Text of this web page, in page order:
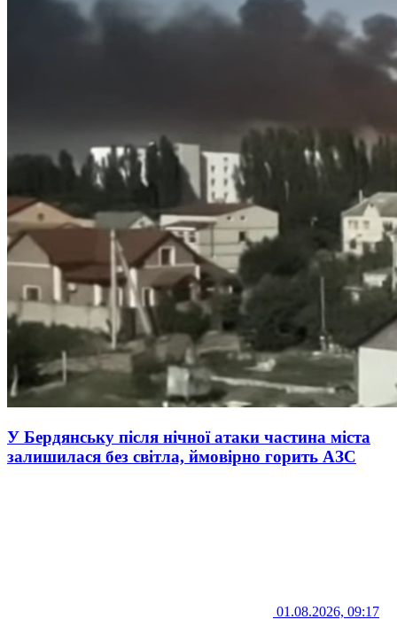
У Бердянську після нічної атаки частина міста
залишилася без світла, ймовірно горить АЗС
01.08.2026, 09:17